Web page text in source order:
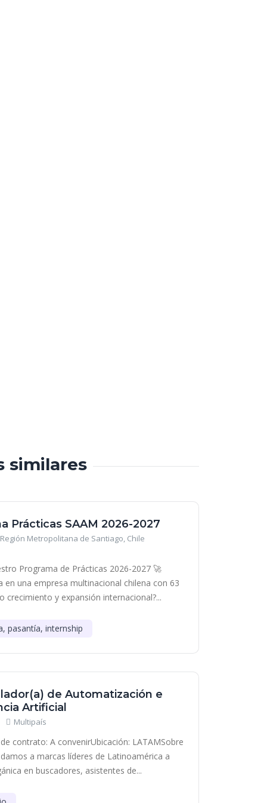
similares
Prácticas SAAM 2026-2027
Región Metropolitana de Santiago, Chile
Programa de Prácticas 2026-2027 🚀
en una empresa multinacional chilena con 63
crecimiento y expansión internacional?...
pasantía, internship
de Automatización e
Artificial
Multipaís
contrato: A convenirUbicación: LATAMSobre
a marcas líderes de Latinoamérica a
en buscadores, asistentes de...